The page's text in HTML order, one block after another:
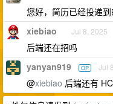
您好，简历已经投递到
xiebiao Jul 8, 2025
后端还在招吗
yanyan919 OP Jul
@xiebiao 后端还有